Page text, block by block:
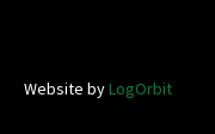
Website byLogOrbit